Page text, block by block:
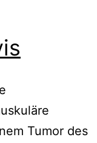
Tumor des